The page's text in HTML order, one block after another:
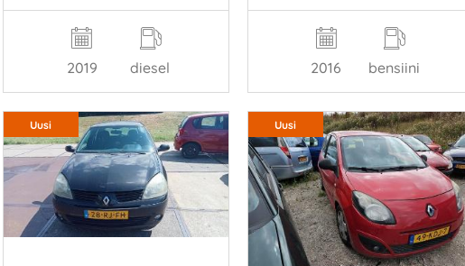
2019 diesel 2016 bensiini
Uusi Uusi